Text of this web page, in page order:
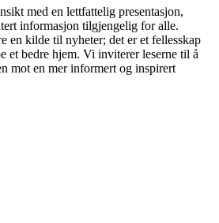
med en lettfattelig presentasjon,
informasjon tilgjengelig for alle.
en kilde til nyheter; det er et fellesskap
et bedre hjem. Vi inviterer leserne til å
mot en mer informert og inspirert